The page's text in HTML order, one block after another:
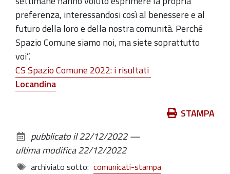
preferenza, interessandosi così al benessere e al
futuro della loro e della nostra comunità. Perché
Spazio Comune siamo noi, ma siete soprattutto
voi”.
CS Spazio Comune 2022: i risultati
Locandina
documento
STAMPA
pubblicato il22/12/2022—
ultima modifica22/12/2022
archiviato sotto: comunicati-stampa